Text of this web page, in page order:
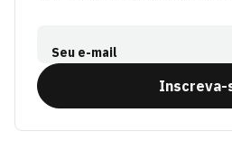
Seu e-mail
Inscreva-